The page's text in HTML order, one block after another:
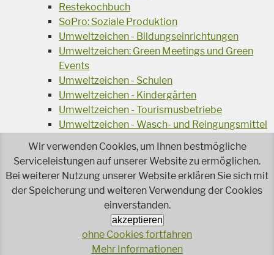
Restekochbuch
SoPro: Soziale Produktion
Umweltzeichen - Bildungseinrichtungen
Umweltzeichen: Green Meetings und Green
Events
Umweltzeichen - Schulen
Umweltzeichen - Kindergärten
Umweltzeichen - Tourismusbetriebe
Umweltzeichen - Wasch- und Reingungsmittel
Veranstaltungsreihe Ressourcen-Effizienz
Wiederverwendung von Elektroaltgeräten
Wasser - das Businessgetränk
Wohnprojekt Parcours
Jetzt faire und ökologische Mode kaufen!
Reparieren leicht gemacht!
Wir verwenden Cookies, um Ihnen bestmögliche
Serviceleistungen auf unserer Website zu ermöglichen.
Bei weiterer Nutzung unserer Website erklären Sie sich mit
der Speicherung und weiteren Verwendung der Cookies
einverstanden.
akzeptieren
ohne Cookies fortfahren
Mehr Informationen